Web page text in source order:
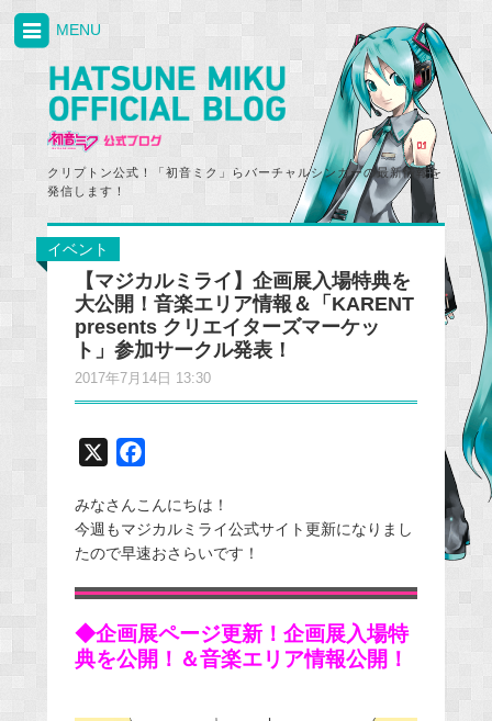
クリプトン公式！「初音ミク」らバーチャルシンガーの最新情報を
発信します！
MENU
イベント
【マジカルミライ】企画展入場特典を
大公開！音楽エリア情報＆「KARENT
presents クリエイターズマーケッ
ト」参加サークル発表！
2017年7月14日 13:30
c
e
b
o
o
k
みなさんこんにちは！
今週もマジカルミライ公式サイト更新になりまし
たので早速おさらいです！
◆企画展ページ更新！企画展入場特
典を公開！＆音楽エリア情報公開！